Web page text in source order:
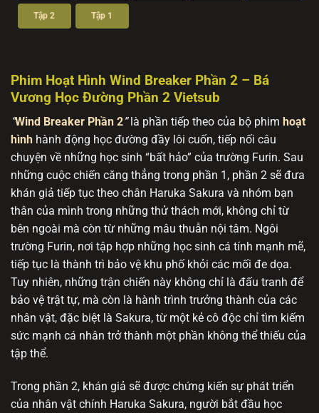
Tập 2 Tập 1
Phim Hoạt Hình Wind Breaker Phần 2 – Bá
Vương Học Đường Phần 2 Vietsub
“Wind Breaker Phần 2”là phần tiếp theo của bộ phim hoạt
hình hành động học đường đầy lôi cuốn, tiếp nối câu
chuyện về những học sinh “bất hảo” của trường Furin. Sau
những cuộc chiến căng thẳng trong phần 1, phần 2 sẽ đưa
khán giả tiếp tục theo chân Haruka Sakura và nhóm bạn
thân của mình trong những thử thách mới, không chỉ từ
bên ngoài mà còn từ những mâu thuẫn nội tâm. Ngôi
trường Furin, nơi tập hợp những học sinh cá tính mạnh mẽ,
tiếp tục là thành trì bảo vệ khu phố khỏi các mối đe dọa.
Tuy nhiên, những trận chiến này không chỉ là đấu tranh để
bảo vệ trật tự, mà còn là hành trình trưởng thành của các
nhân vật, đặc biệt là Sakura, từ một kẻ cô độc chỉ tìm kiếm
sức mạnh cá nhân trở thành một phần không thể thiếu của
tập thể.
Trong phần 2, khán giả sẽ được chứng kiến sự phát triển
của nhân vật chính Haruka Sakura, người bắt đầu học